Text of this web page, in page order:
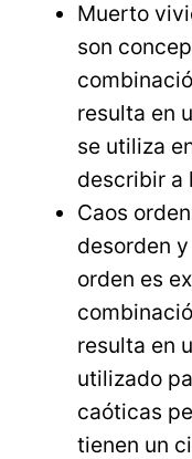
Muerto
son
resulta en
se utiliza
describir a
Caos
desorden
orden es
resulta en
utilizado
caóticas
tienen un